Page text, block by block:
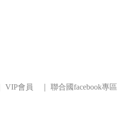
VIP會員 ｜ 聯合國facebook專區